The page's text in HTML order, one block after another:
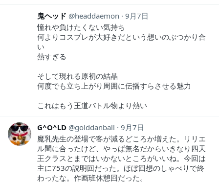
鬼ヘッド headdaemon
9月7日
憧れや負けたくない気持ち
何よりコスプレが大好きだという想いのぶつかり合
い
熱すぎる
そして現れる原初の結晶
何度でも立ち上がり周囲に伝播すらさせる魅力
これはもう王道バトル物より熱い
G^O^LD golddanball
9月7日
魔乳先生の登場で客が減るどころか増えた。リリエ
ル間に合ったけど、やっぱ無名だからいきなり四天
王クラスとまではいかないところがいいね。今回は
主に753の説明回だった。ほぼ回想のしゃべりで終
わったな。作画班休憩回だった。